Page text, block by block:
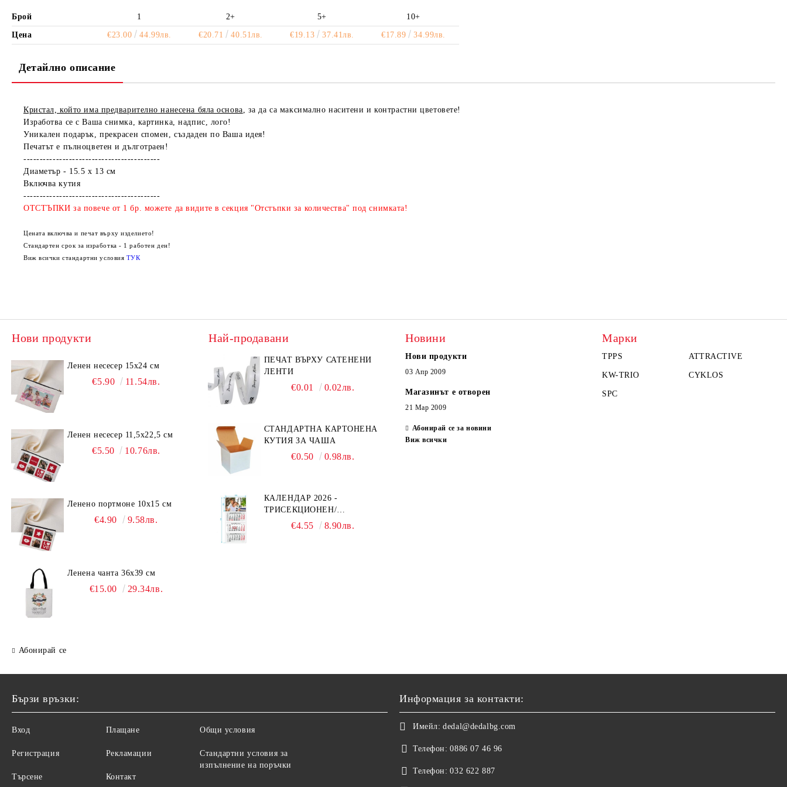
Брой 1 2+ 5+ 10+
Цена €23.00 44.99лв. €20.71 40.51лв. €19.13 37.41лв. €17.89 34.99лв.
Детайлно описание
Кристал, който има предварително нанесена бяла основа, за да са максимално наситени и контрастни цветовете!
Изработва се с Ваша снимка, картинка, надпис, лого!
Уникален подарък, прекрасен спомен, създаден по Ваша идея!
Печатът е пълноцветен и дълготраен!
------------------------------------------
Диаметър - 15.5 х 13 см
Включва кутия
------------------------------------------
ОТСТЪПКИ за повече от 1 бр. можете да видите в секция "Отстъпки за количества" под снимката!
Цената включва и печат върху изделието!
Стандартен срок за изработка - 1 работен ден!
Виж всички стандартни условия ТУК
Нови продукти
Ленен несесер 15х24 см
€5.90 11.54лв.
Ленен несесер 11,5х22,5 см
€5.50 10.76лв.
Ленено портмоне 10х15 см
€4.90 9.58лв.
Ленена чанта 36х39 см
€15.00 29.34лв.
Абонирай се
Най-продавани
ПЕЧАТ ВЪРХУ САТЕНЕНИ
ЛЕНТИ
€0.01 0.02лв.
СТАНДАРТНА КАРТОНЕНА
КУТИЯ ЗА ЧАША
€0.50 0.98лв.
КАЛЕНДАР 2026 -
ТРИСЕКЦИОНЕН/
ЕДНОСЕКЦИОНЕН
€4.55 8.90лв.
Новини
Нови продукти
03 Апр 2009
Магазинът е отворен
21 Мар 2009
Абонирай се за новини
Виж всички
Марки
TPPS ATTRACTIVE
KW-TRIO CYKLOS
SPC
Бързи връзки:
Вход
Регистрация
Търсене
Плащане
Рекламации
Контакт
Общи условия
Стандартни условия за
изпълнение на поръчки
Информация за контакти:
Имейл: dedal@dedalbg.com
Телефон: 0886 07 46 96
Телефон: 032 622 887